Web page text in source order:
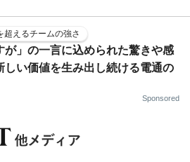
超えるチームの強さ
が」の一言に込められた驚きや感
しい価値を生み出し続ける電通の
Sponsored